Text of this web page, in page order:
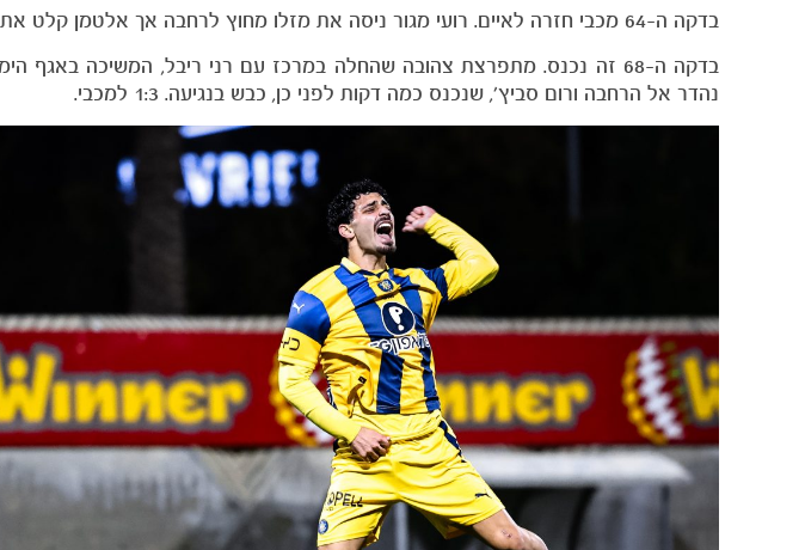
בדקה ה-64 מכבי חזרה לאיים. רועי מגור ניסה את מזלו מחוץ לרחבה אך אלטמן קלט את הכדור.
בדקה ה-68 זה נכנס. מתפרצת צהובה שהחלה במרכז עם רני ריבל, המשיכה באגף
נהדר אל הרחבה ורום סביץ׳, שנכנס כמה דקות לפני כן, כבש בנגיעה. 1:3 למכבי.